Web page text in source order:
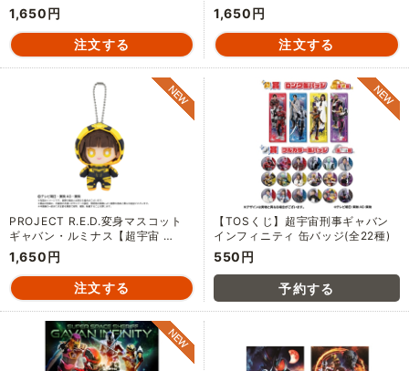
1,650円 1,650円
PROJECT R.E.D.変身マスコット
ギャバン・ルミナス【超宇宙 …
1,650円
【TOSくじ】超宇宙刑事ギャバン
インフィニティ 缶バッジ(全22種)
550円